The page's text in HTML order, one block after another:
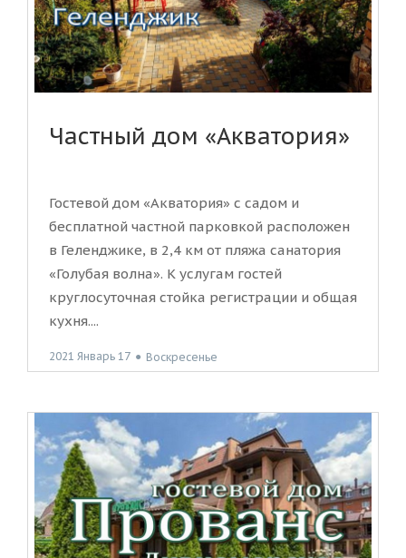
Частный дом «Акватория»
Гостевой дом «Акватория» с садом и
бесплатной частной парковкой расположен
в Геленджике, в 2,4 км от пляжа санатория
«Голубая волна». К услугам гостей
круглосуточная стойка регистрации и общая
кухня....
2021 Январь 17 ● Воскресенье